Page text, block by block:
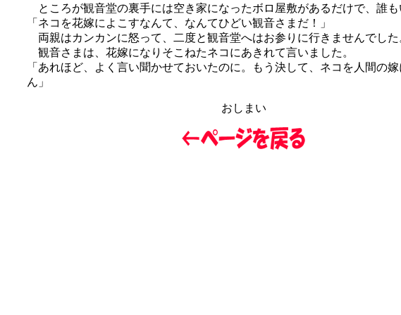
ところが観音堂の裏手には空き家になったボロ屋敷があるだけで、誰も
「ネコを花嫁によこすなんて、なんてひどい観音さまだ！」
両親はカンカンに怒って、二度と観音堂へはお参りに行きませんでした
観音さまは、花嫁になりそこねたネコにあきれて言いました。
「あれほど、よく言い聞かせておいたのに。もう決して、ネコを人間の
ん」
おしまい